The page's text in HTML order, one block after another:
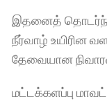
இதனைத்
நீர்வாழ் உயிரின
தேவையான
மட்டக்களப்பு